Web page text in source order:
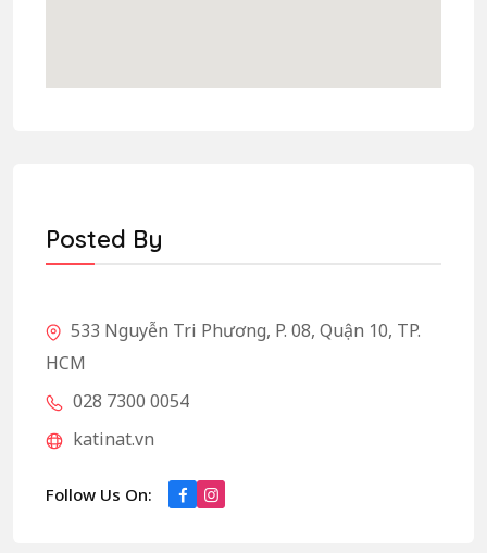
Posted By
533 Nguyễn Tri Phương, P. 08, Quận 10, TP.
HCM
028 7300 0054
katinat.vn
Follow Us On: